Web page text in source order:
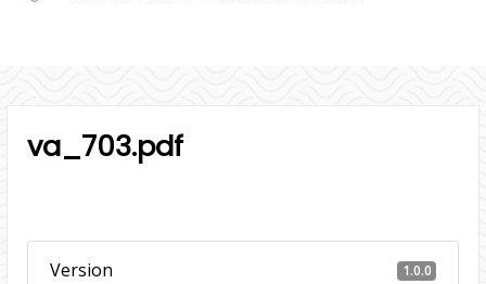
va_703.pdf
Version 1.0.0